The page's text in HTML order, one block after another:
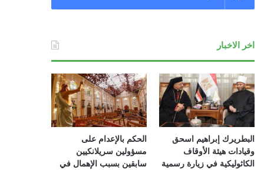
اخر الاخبار
البطريرك إبراهيم اسحق
وقيادات هيئة الأوقاف
الكاثوليكية في زيارة رسمية
الحكم بالإعدام على
مسؤولين سريلانكيين
سابقين بسبب الإهمال في